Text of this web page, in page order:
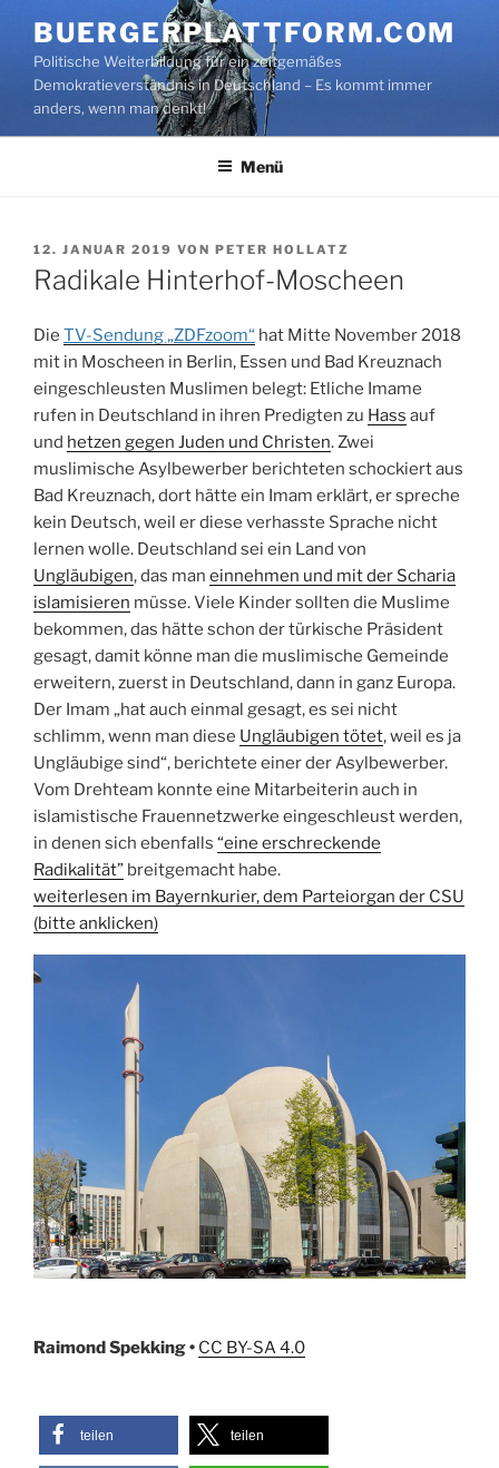
Inhalt
springen
BUERGERPLATTFORM.COM
Politische Weiterbildung für ein zeitgemäßes
Demokratieverständnis in Deutschland – Es kommt immer
anders, wenn man denkt!
Menü
VERÖFFENTLICHT
AM
12. JANUAR 2019 VON PETER HOLLATZ
Radikale Hinterhof-Moscheen
Die TV-Sendung „ZDFzoom“ hat Mitte November 2018
mit in Moscheen in Berlin, Essen und Bad Kreuznach
eingeschleusten Muslimen belegt: Etliche Imame
rufen in Deutschland in ihren Predigten zu Hass auf
und hetzen gegen Juden und Christen. Zwei
muslimische Asylbewerber berichteten schockiert aus
Bad Kreuznach, dort hätte ein Imam erklärt, er spreche
kein Deutsch, weil er diese verhass­te Sprache nicht
lernen wolle. Deutschland sei ein Land von
Ungläubigen, das man einnehmen und mit der Scharia
islamisieren müsse. Viele Kinder sollten die Muslime
bekommen, das hätte schon der türkische Präsident
gesagt, damit könne man die muslimische Gemeinde
erweitern, zuerst in Deutschland, dann in ganz Europa.
Der Imam „hat auch einmal gesagt, es sei nicht
schlimm, wenn man diese Ungläubigen tötet, weil es ja
Ungläubige sind“, berichtete einer der Asylbewerber.
Vom Drehteam konnte eine Mitarbeiterin auch in
islamistische Frauennetzwerke eingeschleust werden,
in denen sich ebenfalls “eine erschreckende
Radikalität” breitgemacht habe.
weiterlesen im Bayernkurier, dem Parteiorgan der CSU
(bitte anklicken)
Raimond Spekking • CC BY-SA 4.0
teilen teilen